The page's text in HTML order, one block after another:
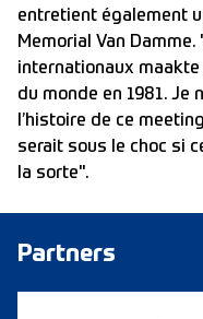
entretient également
Memorial Van
internationaux maakte
du monde en 1981. Je
l’histoire de ce
serait sous le choc si
la sorte".
Partners